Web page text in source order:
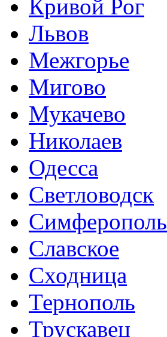
Кривой Рог
Львов
Межгорье
Мигово
Мукачево
Николаев
Одесса
Светловодск
Симферополь
Славское
Сходница
Тернополь
Трускавец